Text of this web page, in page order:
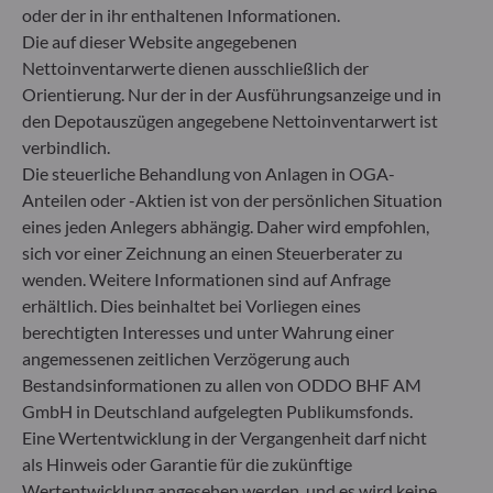
Deutschland
+49 (0) 211 239 24 01
Gallusanlage 8
60329 Frankfurt am Main
Deutschland
+49 (0) 69 920 50 0
Von der Bundesanstalt für Finanzdienstleistungsaufsicht
(„BaFin“) zugelassene und beaufsichtigte
Fondsverwaltungsgesellschaft
Handelsregister : HRB 11971 Amtsgericht Düsseldorf
ODDO BHF Asset Management LUX
6, rue Gabriel Lippmann
L-5365 Munsbach
Luxemburg
+352 45 76 76 245
Von der Luxemburger Commission de Surveillance du
oder der in ihr enthaltenen Informationen.
Die auf dieser Website angegebenen
Nettoinventarwerte dienen ausschließlich der
Orientierung. Nur der in der Ausführungsanzeige und in
den Depotauszügen angegebene Nettoinventarwert ist
verbindlich.
Die steuerliche Behandlung von Anlagen in OGA-
Anteilen oder -Aktien ist von der persönlichen Situation
eines jeden Anlegers abhängig. Daher wird empfohlen,
sich vor einer Zeichnung an einen Steuerberater zu
wenden. Weitere Informationen sind auf Anfrage
erhältlich. Dies beinhaltet bei Vorliegen eines
berechtigten Interesses und unter Wahrung einer
angemessenen zeitlichen Verzögerung auch
Bestandsinformationen zu allen von ODDO BHF AM
GmbH in Deutschland aufgelegten Publikumsfonds.
Eine Wertentwicklung in der Vergangenheit darf nicht
als Hinweis oder Garantie für die zukünftige